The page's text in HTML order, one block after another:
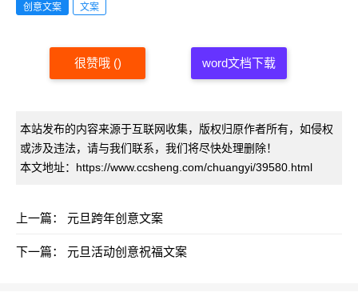
创意文案 文案
很赞哦 () word文档下载
本站发布的内容来源于互联网收集，版权归原作者所有，如侵权
或涉及违法，请与我们联系，我们将尽快处理删除！
本文地址：https://www.ccsheng.com/chuangyi/39580.html
上一篇： 元旦跨年创意文案
下一篇： 元旦活动创意祝福文案